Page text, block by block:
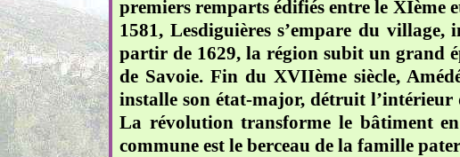
premiers remparts édifiés entre le XIème
1581, Lesdiguières s’empare du
partir de 1629, la région subit un grand
de Savoie. Fin du XVIIème siècle,
installe son état-major, détruit l’intérieur
La révolution transforme le bâtiment
commune est le berceau de la famille